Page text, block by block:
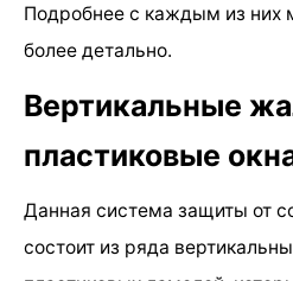
Подробнее с каждым из
более детально.
Вертикальные
пластиковые
Данная система защиты от
состоит из ряда